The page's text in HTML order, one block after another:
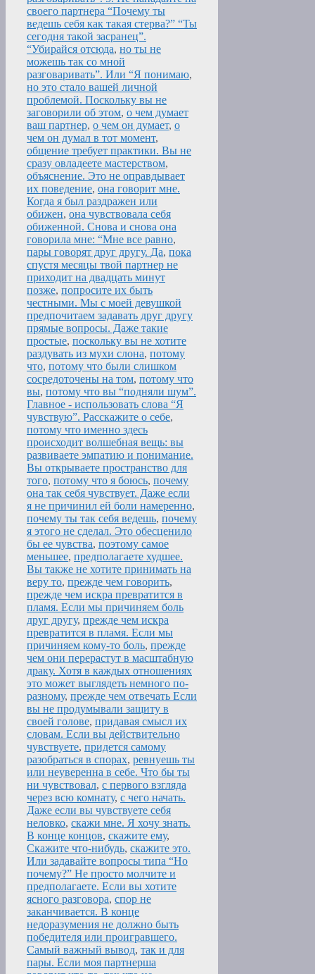
своего партнера “Почему ты
ведешь себя как такая стерва?” “Ты
сегодня такой засранец”.
“Убирайся отсюда, но ты не
можешь так со мной
разговаривать”. Или “Я понимаю,
но это стало вашей личной
проблемой. Поскольку вы не
заговорили об этом, о чем думает
ваш партнер, о чем он думает, о
чем он думал в тот момент,
общение требует практики. Вы не
сразу овладеете мастерством,
объяснение. Это не оправдывает
их поведение, она говорит мне.
Когда я был раздражен или
обижен, она чувствовала себя
обиженной. Снова и снова она
говорила мне: “Мне все равно,
пары говорят друг другу. Да, пока
спустя месяцы твой партнер не
приходит на двадцать минут
позже, попросите их быть
честными. Мы с моей девушкой
предпочитаем задавать друг другу
прямые вопросы. Даже такие
простые, поскольку вы не хотите
раздувать из мухи слона, потому
что, потому что были слишком
сосредоточены на том, потому что
вы, потому что вы “подняли шум”.
Главное - использовать слова “Я
чувствую”. Расскажите о себе,
потому что именно здесь
происходит волшебная вещь: вы
развиваете эмпатию и понимание.
Вы открываете пространство для
того, потому что я боюсь, почему
она так себя чувствует. Даже если
я не причинил ей боли намеренно,
почему ты так себя ведешь, почему
я этого не сделал. Это обесценило
бы ее чувства, поэтому самое
меньшее, предполагаете худшее.
Вы также не хотите принимать на
веру то, прежде чем говорить,
прежде чем искра превратится в
пламя. Если мы причиняем боль
друг другу, прежде чем искра
превратится в пламя. Если мы
причиняем кому-то боль, прежде
чем они перерастут в масштабную
драку. Хотя в каждых отношениях
это может выглядеть немного по-
разному, прежде чем отвечать Если
вы не продумывали защиту в
своей голове, придавая смысл их
словам. Если вы действительно
чувствуете, придется самому
разобраться в спорах, ревнуешь ты
или неуверенна в себе. Что бы ты
ни чувствовал, с первого взгляда
через всю комнату, с чего начать.
Даже если вы чувствуете себя
неловко, скажи мне. Я хочу знать.
В конце концов, скажите ему,
Скажите что-нибудь, скажите это.
Или задавайте вопросы типа “Но
почему?” Не просто молчите и
предполагаете. Если вы хотите
ясного разговора, спор не
заканчивается. В конце
недоразумения не должно быть
победителя или проигравшего.
Самый важный вывод, так и для
пары. Если моя партнерша